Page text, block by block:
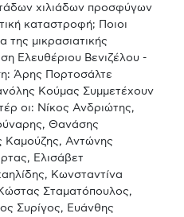
χιλιάδων προσφύγων
καταστροφή; Ποιοι
της μικρασιατικής
Ελευθέριου Βενιζέλου -
Άρης Πορτοσάλτε
Κούμας Συμμετέχουν
οι: Νίκος Ανδριώτης,
Θανάσης
Καμούζης, Αντώνης
Ελισάβετ
Κωνσταντίνα
Σταματόπουλος,
Συρίγος, Ευάνθης